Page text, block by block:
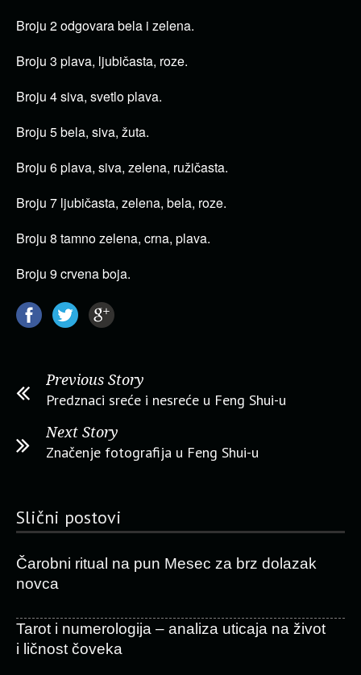
Broju 2 odgovara bela i zelena.
Broju 3 plava, ljubičasta, roze.
Broju 4 siva, svetlo plava.
Broju 5 bela, siva, žuta.
Broju 6 plava, siva, zelena, ružičasta.
Broju 7 ljubičasta, zelena, bela, roze.
Broju 8 tamno zelena, crna, plava.
Broju 9 crvena boja.
Previous Story
Predznaci sreće i nesreće u Feng Shui-u
Next Story
Značenje fotografija u Feng Shui-u
Slični postovi
Čarobni ritual na pun Mesec za brz dolazak
novca
Tarot i numerologija – analiza uticaja na život
i ličnost čoveka